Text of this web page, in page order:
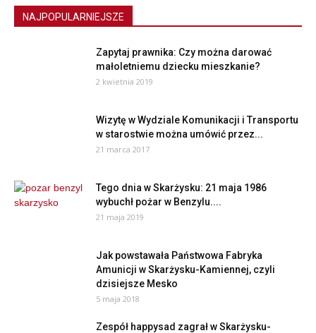
NAJPOPULARNIEJSZE
Zapytaj prawnika: Czy można darować
małoletniemu dziecku mieszkanie?
2 kwietnia 2019
Wizytę w Wydziale Komunikacji i Transportu
w starostwie można umówić przez...
21 marca 2017
Tego dnia w Skarżysku: 21 maja 1986
wybuchł pożar w Benzylu....
21 maja 2019
Jak powstawała Państwowa Fabryka
Amunicji w Skarżysku-Kamiennej, czyli
dzisiejsze Mesko
5 maja 2018
Zespół happysad zagrał w Skarżysku-